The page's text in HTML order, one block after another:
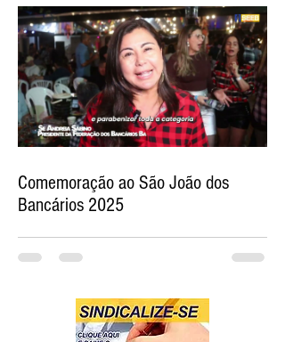
Comemoração ao São João dos
Bancários 2025